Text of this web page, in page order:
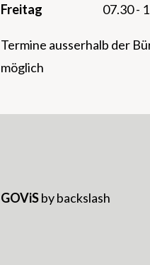
Freitag 07.30 -
Termine ausserhalb der
möglich
GOViSbybackslash